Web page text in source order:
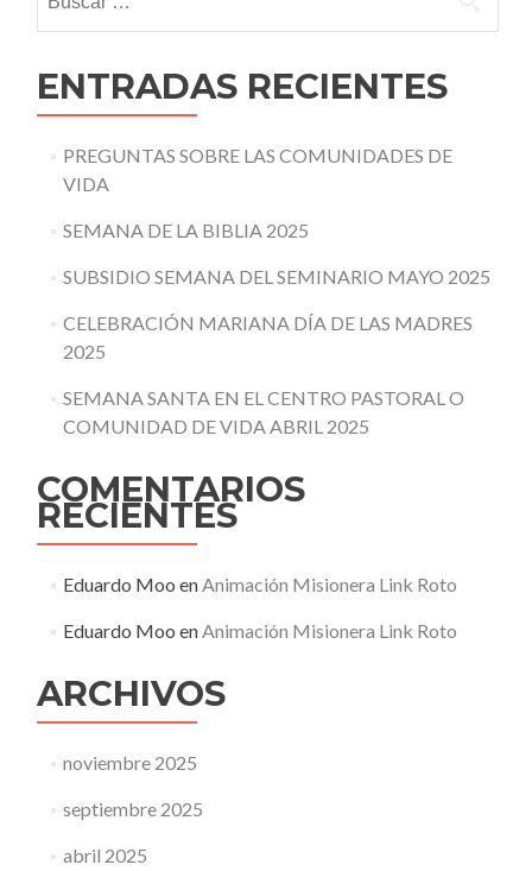
ENTRADAS RECIENTES
PREGUNTAS SOBRE LAS COMUNIDADES DE
VIDA
SEMANA DE LA BIBLIA 2025
SUBSIDIO SEMANA DEL SEMINARIO MAYO 2025
CELEBRACIÓN MARIANA DÍA DE LAS MADRES
2025
SEMANA SANTA EN EL CENTRO PASTORAL O
COMUNIDAD DE VIDA ABRIL 2025
COMENTARIOS
RECIENTES
Eduardo Moo enAnimación Misionera Link Roto
Eduardo Moo enAnimación Misionera Link Roto
ARCHIVOS
noviembre 2025
septiembre 2025
abril 2025